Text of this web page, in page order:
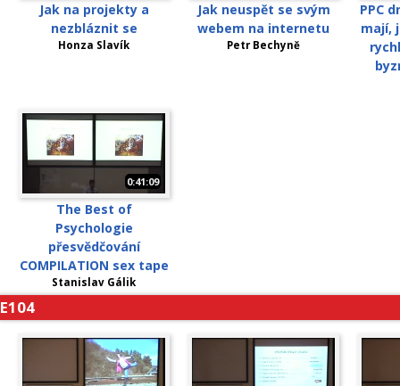
Jak na projekty a
nezbláznit se
Honza Slavík
Jak neuspět se svým
webem na internetu
Petr Bechyně
PPC
mají,
0:41:09
The Best of
Psychologie
přesvědčování
COMPILATION sex tape
Stanislav Gálik
E104